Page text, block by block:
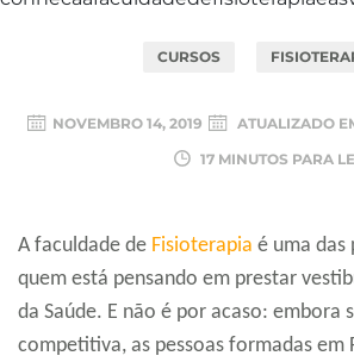
CURSOS
NOVEMBRO 14, 2019 ATUALIZADO
17 MINUTOS PARA
A faculdade de Fisioterapia é uma das
quem está pensando em prestar
da Saúde. E não é por acaso: embora
competitiva, as pessoas formadas em